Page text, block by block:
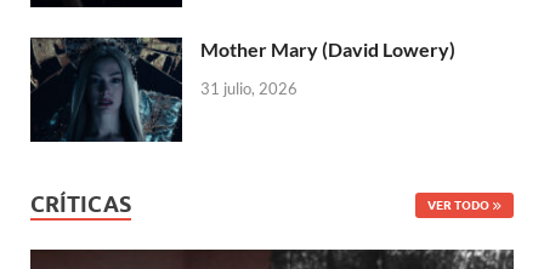
Mother Mary (David Lowery)
31 julio, 2026
CRÍTICAS VER TODO